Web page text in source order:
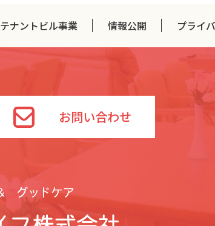
テナントビル事業 情報公開 プライ
お問い合わせ